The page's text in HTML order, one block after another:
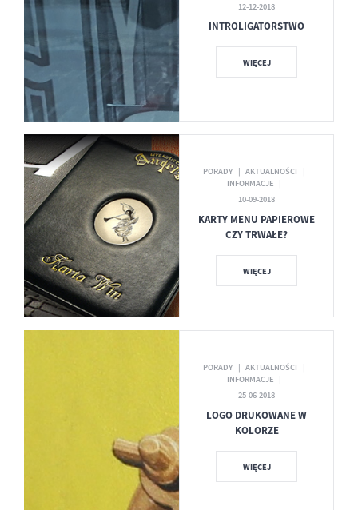
12-12-2018
INTROLIGATORSTWO
WIĘCEJ
PORADY
AKTUALNOŚCI
INFORMACJE
10-09-2018
KARTY MENU PAPIEROWE
CZY TRWAŁE?
WIĘCEJ
PORADY
AKTUALNOŚCI
INFORMACJE
25-06-2018
LOGO DRUKOWANE W
KOLORZE
WIĘCEJ